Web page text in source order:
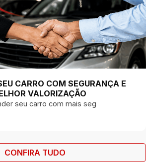
CARRO COM SEGURANÇA E
VALORIZAÇÃO
seu carro com mais seg
CONFIRA TUDO